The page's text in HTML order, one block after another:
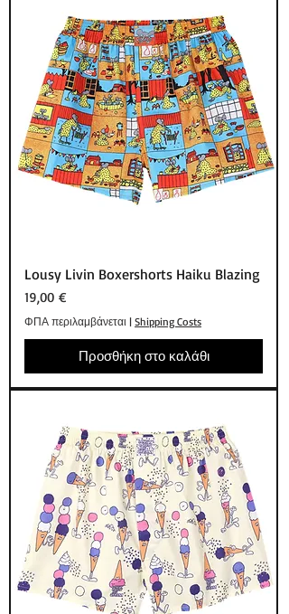
Lousy Livin Boxershorts Haiku Blazing
Τιμή
19,00 €
ΦΠΑ περιλαμβάνεται | Shipping Costs
Προσθήκη στο καλάθι